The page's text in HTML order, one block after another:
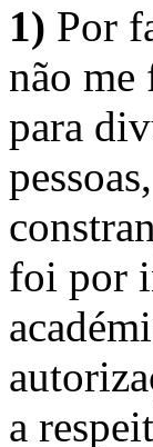
1) Por
não me
para
foi por
a